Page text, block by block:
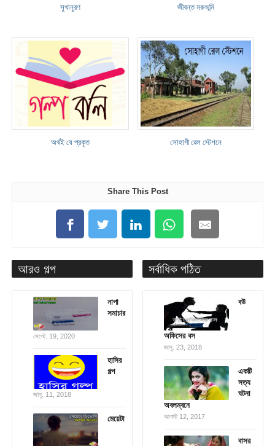
সুখানুরণ জীবন্ত মরুভূমি
অর্থই যে প্রকৃত সোহাগী ৱেল স্টেশনে
Share This Post
আরও গল্প
নাপা
সমাচার
সেপ্টে. 19, 2020
হাসির
গল্প
জানু. 11, 2018
মেয়েটা
সর্বাধিক পঠিত
বউ
অফিসের বস
জানু. 23, 2018
একটি
সত্য
ঘটনা
অবলম্বনে
আগস্ট 12, 2017
বাসর